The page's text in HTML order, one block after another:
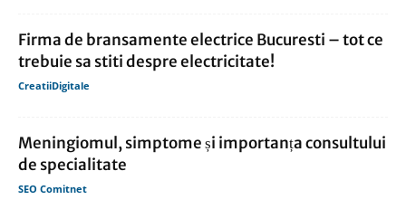
Firma de bransamente electrice Bucuresti – tot ce
trebuie sa stiti despre electricitate!
CreatiiDigitale
Meningiomul, simptome și importanța consultului
de specialitate
SEO Comitnet